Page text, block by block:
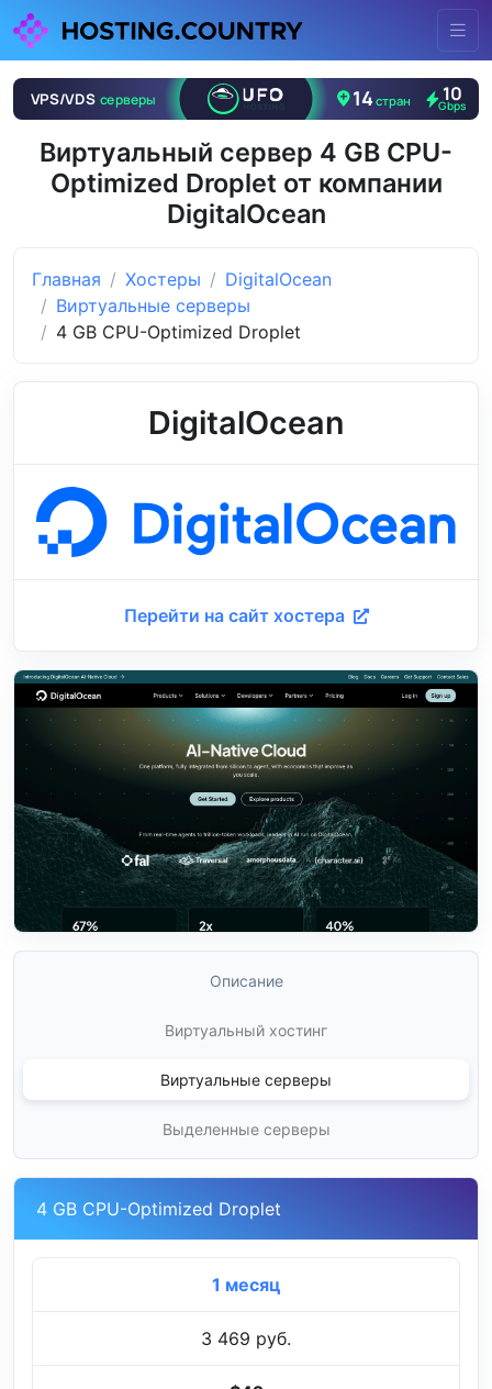
Виртуальный сервер 4 GB CPU-
Optimized Droplet от компании
DigitalOcean
Главная Хостеры
DigitalOcean
Виртуальные серверы
4 GB CPU-Optimized Droplet
DigitalOcean
Перейти на сайт хостера
Описание
Виртуальный хостинг
Виртуальные серверы
Выделенные серверы
4 GB CPU-Optimized Droplet
1 месяц
3 469 руб.